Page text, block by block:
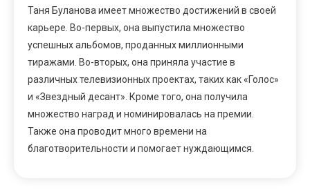
Таня Буланова имеет множество достижений в своей
карьере. Во-первых, она выпустила множество
успешных альбомов, проданных миллионными
тиражами. Во-вторых, она приняла участие в
различных телевизионных проектах, таких как «Голос»
и «Звездный десант». Кроме того, она получила
множество наград и номинировалась на премии.
Также она проводит много времени на
благотворительности и помогает нуждающимся.